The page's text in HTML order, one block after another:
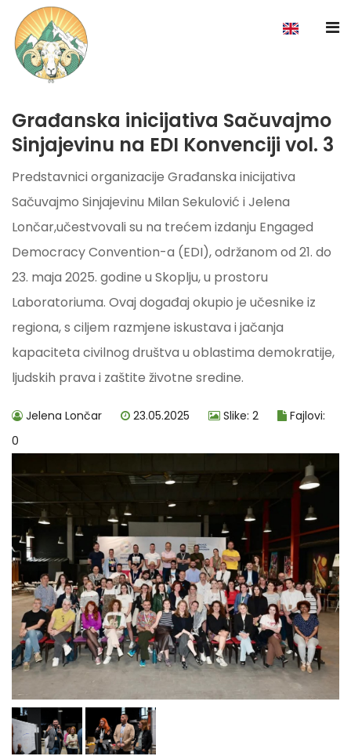
Građanska inicijativa Sačuvajmo
Sinjajevinu na EDI Konvenciji vol. 3
Predstavnici organizacije Građanska inicijativa
Sačuvajmo Sinjajevinu Milan Sekulović i Jelena
Lončar,učestvovali su na trećem izdanju Engaged
Democracy Convention-a (EDI), održanom od 21. do
23. maja 2025. godine u Skoplju, u prostoru
Laboratoriuma. Ovaj događaj okupio je učesnike iz
regiona, s ciljem razmjene iskustava i jačanja
kapaciteta civilnog društva u oblastima demokratije,
ljudskih prava i zaštite životne sredine.
Jelena Lončar 23.05.2025 Slike: 2
Fajlovi:
0